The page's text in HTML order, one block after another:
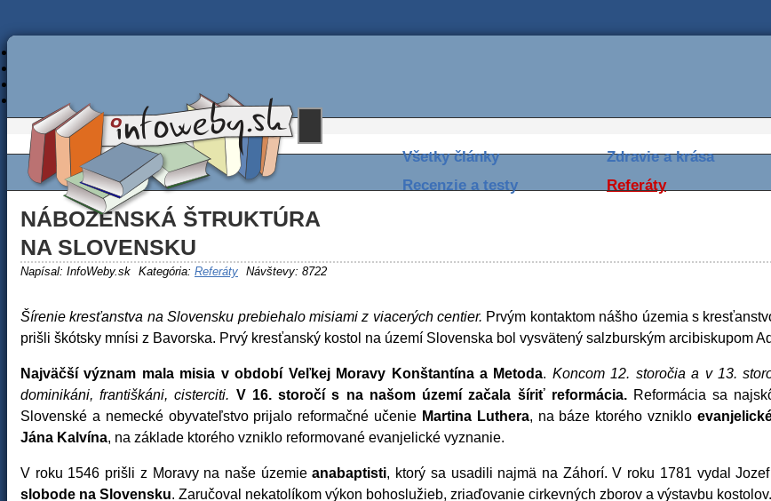
Všetky články Zdravie a krása
Recenzie a testy
Referáty
NÁBOŽENSKÁ ŠTRUKTÚRA
NA SLOVENSKU
Napísal: InfoWeby.sk Kategória: Referáty Návštevy: 8722
Šírenie kresťanstva na Slovensku prebiehalo misiami z viacerých centier. Prvým kontaktom nášho územia s
prišli škótsky mnísi z Bavorska. Prvý kresťanský kostol na území Slovenska bol vysvätený salzburským arcibiskupom
Najväčší význam mala misia v období Veľkej Moravy Konštantína a Metoda. Koncom 12. storočia a v 13.
dominikáni, františkáni, cisterciti. V 16. storočí s na našom území začala šíriť reformácia.Reformácia sa
Slovenské a nemecké obyvateľstvo prijalo reformačné učenie Martina Luthera, na báze ktorého vzniklo
Jána Kalvína, na základe ktorého vzniklo reformované evanjelické vyznanie.
V roku 1546 prišli z Moravy na naše územieanabaptisti, ktorý sa usadili najmä na Záhorí. V roku 1781 vydal Jozef
slobode na Slovensku. Zaručoval nekatolíkom výkon bohoslužieb, zriaďovanie cirkevných zborov a výstavbu kostolov.